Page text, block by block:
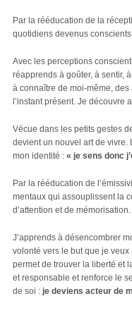
Par la rééducation de la
quotidiens devenus
Avec les perceptions
réapprends à goûter, à sentir,
à connaître de moi-même,
l’instant présent. Je découvre
Vécue dans les petits gestes
devient un nouvel art de
mon identité :« je sens donc
Par la rééducation de
mentaux qui assouplissent la
d’attention et de mémorisation.
J’apprends à désencombrer
volonté vers le but que je
permet de trouver la liberté et
et responsable et renforce le
de soi : je deviens acteur de